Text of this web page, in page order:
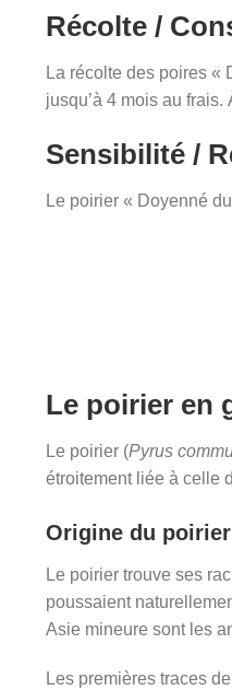
Récolte /
La récolte des poires «
jusqu’à 4 mois au
Sensibilité /
Le poirier « Doyenné
Le poirier en
Le poirier (Pyrus
étroitement liée à celle
Origine du
Le poirier trouve ses
poussaient
Asie mineure sont les
Les premières traces